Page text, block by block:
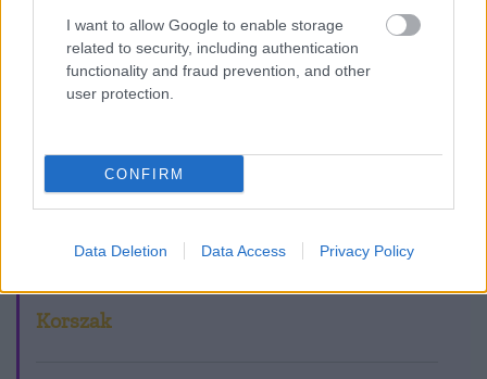
I want to allow Google to enable storage
related to security, including authentication
functionality and fraud prevention, and other
user protection.
CONFIRM
Data Deletion Data Access Privacy Policy
Korszak